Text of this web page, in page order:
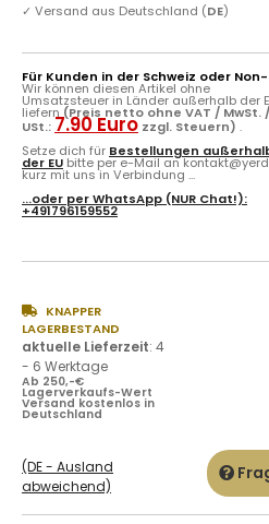
✓ Versand aus Deutschland (DE)
Für Kunden in der Schweiz oder Non-
Wir können diesen Artikel ohne
Umsatzsteuer in Länder außerhalb der
liefern (Preis netto ohne VAT / MwSt. /
USt.: 7.90 Euro zzgl. Steuern) .
Setze dich für Bestellungen
der EU bitte per e-Mail an
kurz mit uns in Verbindung ...
...oder perWhatsApp (NUR Chat!):
+491796159552
KNAPPER
LAGERBESTAND
aktuelle Lieferzeit: 4
- 6 Werktage
Ab 250,-€
Lagerverkaufs-Wert
Versand kostenlos in
Deutschland
(DE - Ausland
abweichend)